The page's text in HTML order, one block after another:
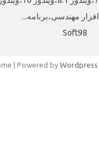
مهندسی،برنامه...
Soft98
| Powered by